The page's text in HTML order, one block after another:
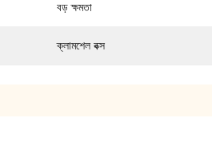
বড় ক্ষমতা
ক্লামশেল বক্স